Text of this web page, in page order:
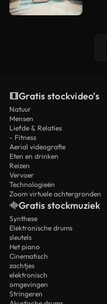
Gratis stockvideo’s
Natuur
Mensen
Liefde & Relaties
- Fitness
Aerial videografie
Eten en drinken
Reizen
Vervoer
Technologieën
Zoom virtuele achtergronden
Gratis stockmuziek
Synthese
Elektronische drums
sleutels
Het piano
Cinematisch
zachtjes
elektronisch
omgevingen
Stringeren